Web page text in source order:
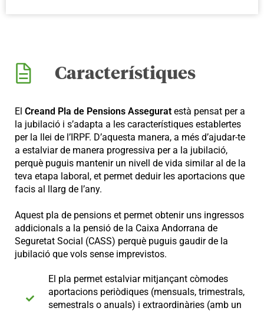
Característiques
El Creand Pla de Pensions Assegurat està pensat per a
la jubilació i s’adapta a les característiques establertes
per la llei de l’IRPF. D’aquesta manera, a més d’ajudar-te
a estalviar de manera progressiva per a la jubilació,
perquè puguis mantenir un nivell de vida similar al de la
teva etapa laboral, et permet deduir les aportacions que
facis al llarg de l’any.
Aquest pla de pensions et permet obtenir uns ingressos
addicionals a la pensió de la Caixa Andorrana de
Seguretat Social (CASS) perquè puguis gaudir de la
jubilació que vols sense imprevistos.
El pla permet estalviar mitjançant còmodes
aportacions periòdiques (mensuals, trimestrals,
semestrals o anuals) i extraordinàries (amb un